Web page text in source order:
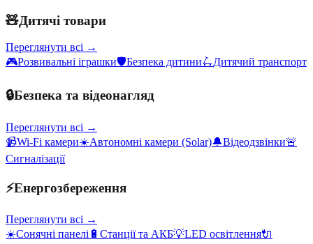
🧸Дитячі товари
Переглянути всі →
🎮Розвивальні іграшки🛡️Безпека дитини🛴Дитячий транспорт
🔒Безпека та відеонагляд
Переглянути всі →
📹Wi-Fi камери☀️Автономні камери (Solar)🔔Відеодзвінки🚨
Сигналізації
⚡Енергозбереження
Переглянути всі →
☀️Сонячні панелі 🔋 Станції та АКБ💡LED освітлення🔌